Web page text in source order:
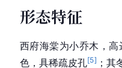
形态特征
西府海棠为小乔木，
色，具稀疏皮孔[5] ；